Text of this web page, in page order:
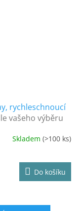
rychleschnoucí
vašeho výběru
Skladem(>100 ks)
Do košíku